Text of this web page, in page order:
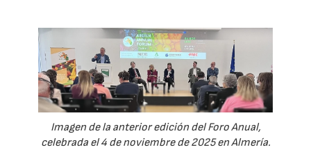
Imagen de la anterior edición del Foro Anual,
celebrada el 4 de noviembre de 2025 en Almería.